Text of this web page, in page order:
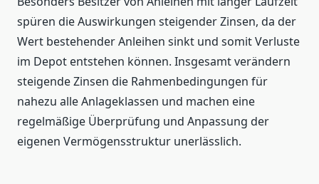
spüren die Auswirkungen steigender Zinsen, da der
Wert bestehender Anleihen sinkt und somit Verluste
im Depot entstehen können. Insgesamt verändern
steigende Zinsen die Rahmenbedingungen für
nahezu alle Anlageklassen und machen eine
regelmäßige Überprüfung und Anpassung der
eigenen Vermögensstruktur unerlässlich.